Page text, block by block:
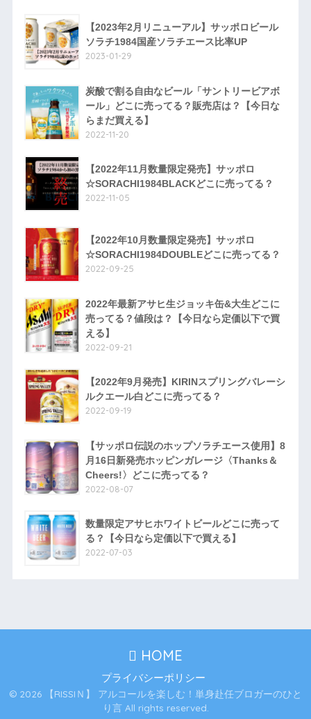
【2023年2月リニューアル】サッポロビール
ソラチ1984国産ソラチエース比率UP
2023-01-29
炭酸で割る自由なビール「サントリービアボ
ール」どこに売ってる？販売店は？【今日な
らまだ買える】
2022-11-20
【2022年11月数量限定発売】サッポロ
☆SORACHI1984BLACKどこに売ってる？
2022-11-05
【2022年10月数量限定発売】サッポロ
☆SORACHI1984DOUBLEどこに売ってる？
2022-09-25
2022年最新アサヒ生ジョッキ缶&大生どこに
売ってる？値段は？【今日なら定価以下で買
える】
2022-09-21
【2022年9月発売】KIRINスプリングバレーシ
ルクエール白どこに売ってる？
2022-09-19
【サッポロ伝説のホップソラチエース使用】8
月16日新発売ホッピンガレージ〈Thanks＆
Cheers!〉どこに売ってる？
2022-08-07
数量限定アサヒホワイトビールどこに売って
る？【今日なら定価以下で買える】
2022-07-03
HOME
プライバシーポリシー
© 2026 【RISSIＮ】 アルコールを楽しむ！単身赴任ブロガーのひと
り言 All rights reserved.